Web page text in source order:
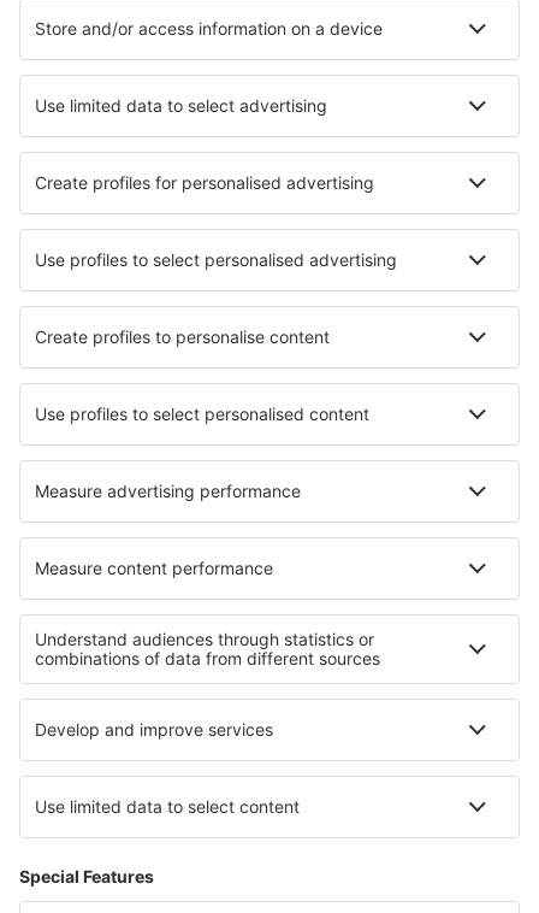
Cazare în Puerto Vallarta Cazare în Tulum
Cazare în Playa del Carmen Cazare în Hermosillo
Cazare în Bacalar Cazare în Holbox
Cele mai bune locuri de cazare - orașe
Cazare în Nadezhdino Cazare în Ichtershausen
Cazare în Saint-Genouph Cazare în Zlaté Moravce
Cazare în Fiorenzuola d'Arda Cazare în Maisonnay
Cele mai bune locuri de cazare - regiuni
Cazare in Campeche Cazare in Sonora
Cazare in Querétaro Cazare in Aguascalientes
Cazare in Tlaxcala Cazare in Limassol Region
Cazare în Bad Aussee Cazare in Durres